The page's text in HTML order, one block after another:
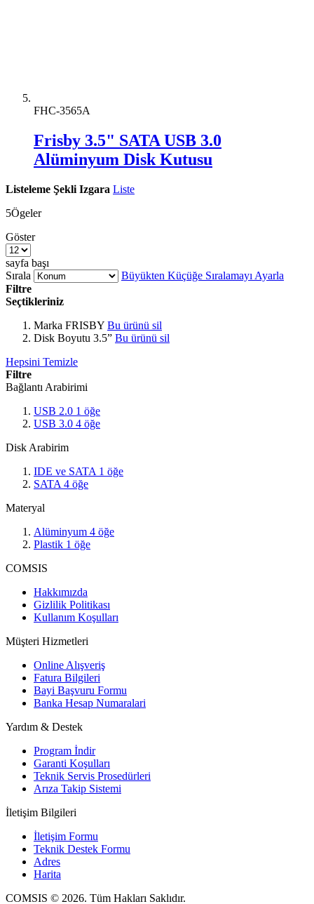
FHC-3565A
Frisby 3.5" SATA USB 3.0
Alüminyum Disk Kutusu
Listeleme Şekli Izgara Liste
5Ögeler
Göster
sayfa başı
Sırala
Büyükten Küçüğe Sıralamayı Ayarla
Filtre
Seçtikleriniz
Marka FRISBY Bu ürünü sil
Disk Boyutu 3.5” Bu ürünü sil
Hepsini Temizle
Filtre
Bağlantı Arabirimi
USB 2.0 1 öğe
USB 3.0 4 öğe
Disk Arabirim
IDE ve SATA 1 öğe
SATA 4 öğe
Materyal
Alüminyum 4 öğe
Plastik 1 öğe
COMSIS
Hakkımızda
Gizlilik Politikası
Kullanım Koşulları
Müşteri Hizmetleri
Online Alışveriş
Fatura Bilgileri
Bayi Başvuru Formu
Banka Hesap Numaralari
Yardım & Destek
Program İndir
Garanti Koşulları
Teknik Servis Prosedürleri
Arıza Takip Sistemi
İletişim Bilgileri
İletişim Formu
Teknik Destek Formu
Adres
Harita
COMSIS © 2026. Tüm Hakları Saklıdır.